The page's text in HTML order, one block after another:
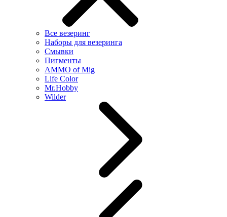
Все везеринг
Наборы для везеринга
Смывки
Пигменты
AMMO of Mig
Life Color
Mr.Hobby
Wilder